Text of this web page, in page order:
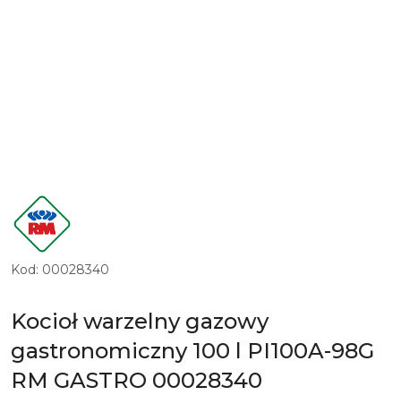
LOGO
PRODUCENTA
RM
GASTRO
Kod: 00028340
Kocioł warzelny gazowy
gastronomiczny 100 l PI100A-98G
RM GASTRO 00028340